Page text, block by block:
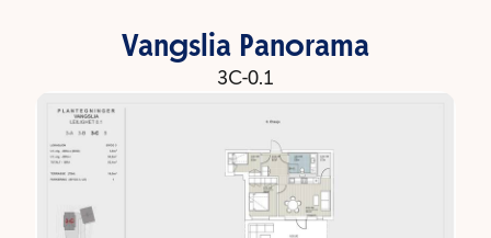
Vangslia Panorama
3C-0.1